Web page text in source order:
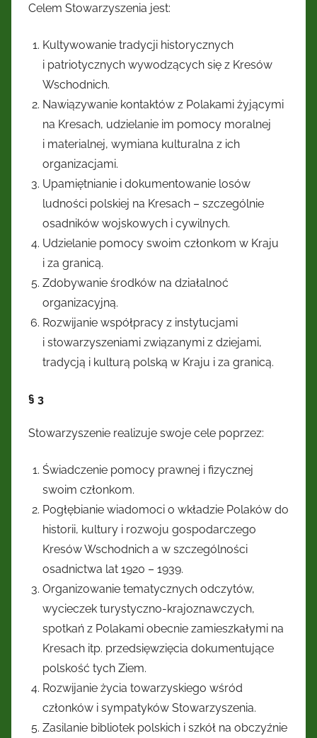
Celem Stowarzyszenia jest:
Kultywowanie tradycji historycznych
i patriotycznych wywodzących się z Kresów
Wschodnich.
Nawiązywanie kontaktów z Polakami żyjącymi
na Kresach, udzielanie im pomocy moralnej
i materialnej, wymiana kulturalna z ich
organizacjami.
Upamiętnianie i dokumentowanie losów
ludności polskiej na Kresach – szczególnie
osadników wojskowych i cywilnych.
Udzielanie pomocy swoim członkom w Kraju
i za granicą.
Zdobywanie środków na działalnoć
organizacyjną.
Rozwijanie współpracy z instytucjami
i stowarzyszeniami związanymi z dziejami,
tradycją i kulturą polską w Kraju i za granicą.
§ 3
Stowarzyszenie realizuje swoje cele poprzez:
Świadczenie pomocy prawnej i fizycznej
swoim członkom.
Pogłębianie wiadomoci o wkładzie Polaków do
historii, kultury i rozwoju gospodarczego
Kresów Wschodnich a w szczególności
osadnictwa lat 1920 – 1939.
Organizowanie tematycznych odczytów,
wycieczek turystyczno-krajoznawczych,
spotkań z Polakami obecnie zamieszkałymi na
Kresach itp. przedsięwzięcia dokumentujące
polskość tych Ziem.
Rozwijanie życia towarzyskiego wśród
członków i sympatyków Stowarzyszenia.
Zasilanie bibliotek polskich i szkół na obczyźnie